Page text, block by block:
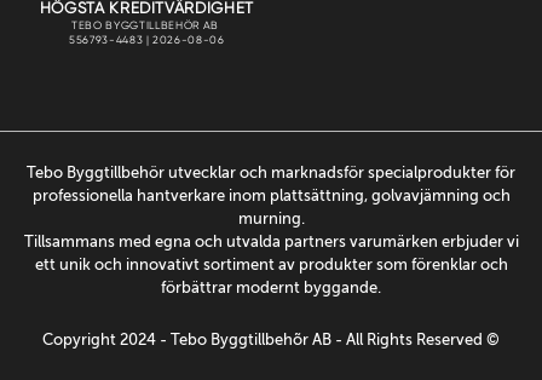
Tebo Byggtillbehör utvecklar och marknadsför specialprodukter för
professionella hantverkare inom plattsättning, golvavjämning och
murning.
Tillsammans med egna och utvalda partners varumärken erbjuder vi
ett unik och innovativt sortiment av produkter som förenklar och
förbättrar modernt byggande.
Copyright 2024 - Tebo Byggtillbehõr AB - All Rights Reserved ©